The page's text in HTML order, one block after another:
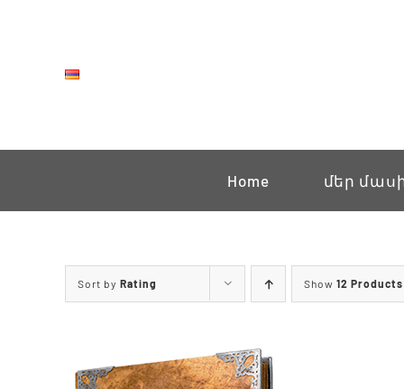
Home մեր
Sort by Rating Show 12 Products